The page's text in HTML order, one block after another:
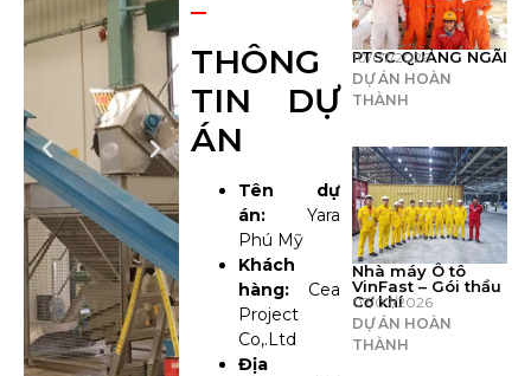
THÔNG
TIN DỰ
ÁN
Tên dự
án: Yara
Phú Mỹ
Khách
hàng: Cea
Project
Co,.Ltd
Địa
PTSC QUẢNG NGÃI
10/07/2026
DỰ ÁN HOÀN
THÀNH
Nhà máy Ô tô
VinFast – Gói thầu
Cơ khí
07/07/2026
DỰ ÁN HOÀN
THÀNH